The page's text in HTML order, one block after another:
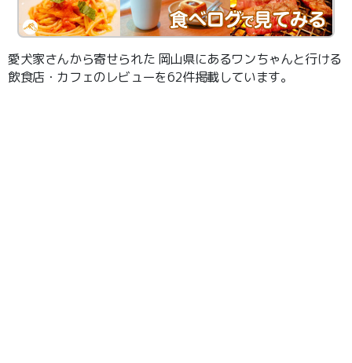
愛犬家さんから寄せられた 岡山県にあるワンちゃんと行ける
飲食店・カフェのレビューを62件掲載しています。